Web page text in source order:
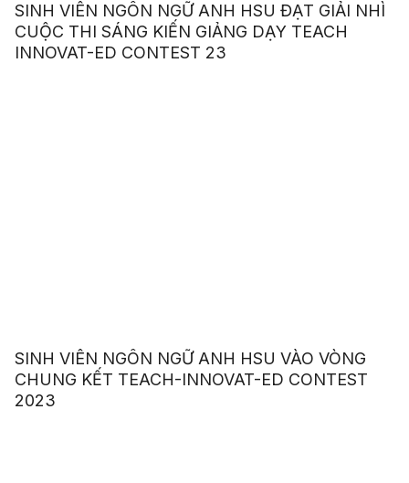
SINH VIÊN NGÔN NGỮ ANH HSU ĐẠT GIẢI NHÌ
CUỘC THI SÁNG KIẾN GIẢNG DẠY TEACH
INNOVAT-ED CONTEST 23
SINH VIÊN NGÔN NGỮ ANH HSU VÀO VÒNG
CHUNG KẾT TEACH-INNOVAT-ED CONTEST
2023